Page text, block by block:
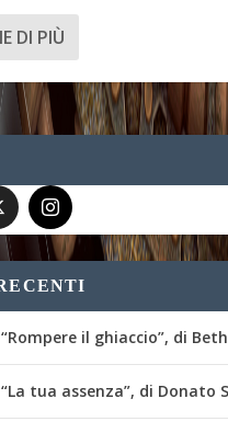
DI PIÙ
il ghiaccio”, di
tua assenza”, di Donato